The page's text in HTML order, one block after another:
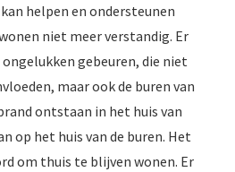
helpen en ondersteunen
niet meer verstandig. Er
gebeuren, die niet
maar ook de buren van
ontstaan in het huis van
op het huis van de buren. Het
om thuis te blijven wonen. Er